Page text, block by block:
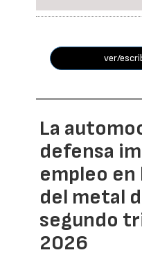
ver/
La
defensa
empleo
del metal
segundo
2026